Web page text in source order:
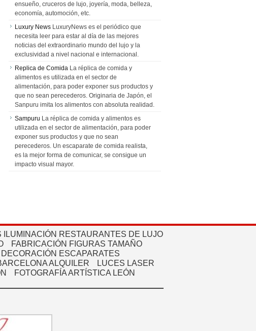
ensueño, cruceros de lujo, joyería, moda, belleza,
economía, automoción, etc.
Luxury News LuxuryNews es el periódico que
necesita leer para estar al día de las mejores
noticias del extraordinario mundo del lujo y la
exclusividad a nivel nacional e internacional.
Replica de Comida La réplica de comida y
alimentos es utilizada en el sector de
alimentación, para poder exponer sus productos y
que no sean perecederos. Originaria de Japón, el
Sanpuru imita los alimentos con absoluta realidad.
Sampuru La réplica de comida y alimentos es
utilizada en el sector de alimentación, para poder
exponer sus productos y que no sean
perecederos. Un escaparate de comida realista,
es la mejor forma de comunicar, se consigue un
impacto visual mayor.
ILUMINACIÓN RESTAURANTES DE LUJO
FABRICACIÓN FIGURAS TAMAÑO
DECORACIÓN ESCAPARATES
ALQUILER
LUCES LASER
FOTOGRAFÍA ARTÍSTICA LEÓN